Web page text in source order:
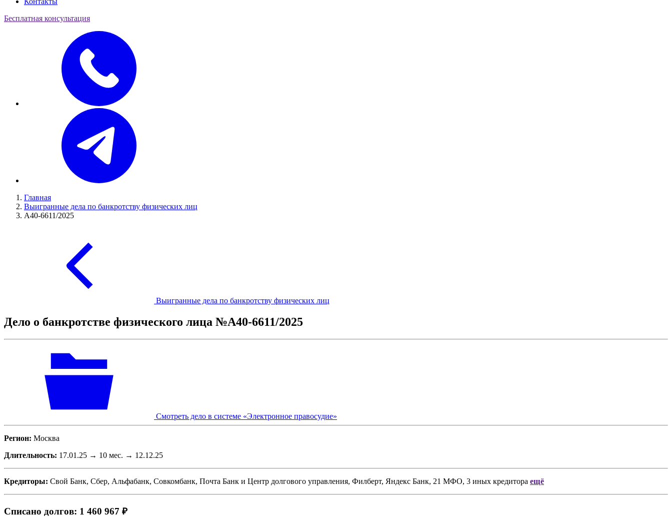
Бесплатная консультация
Главная
Выигранные дела по банкротству физических лиц
А40-6611/2025
Выигранные дела по банкротству физических лиц
Дело о банкротстве физического лица №А40-6611/2025
Смотреть дело в системе «Электронное правосудие»
Регион: Москва
Длительность: 17.01.25 → 10 мес. → 12.12.25
Кредиторы: Свой Банк, Сбер, Альфабанк, Совкомбанк, Почта Банк и Центр долгового управления, Филберт, Яндекс Банк, 21 МФО, 3 иных кредитора ещё
Списано долгов: 1 460 967 ₽